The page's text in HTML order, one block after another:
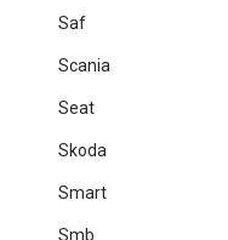
Saf
Scania
Seat
Skoda
Smart
Smb